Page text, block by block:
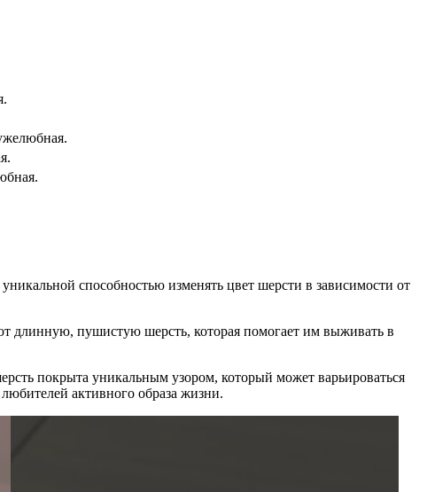
способностью изменять цвет шерсти в зависимости от
длинную, пушистую шерсть, которая помогает им выживать в
покрыта уникальным узором, который может варьироваться
активного образа жизни.